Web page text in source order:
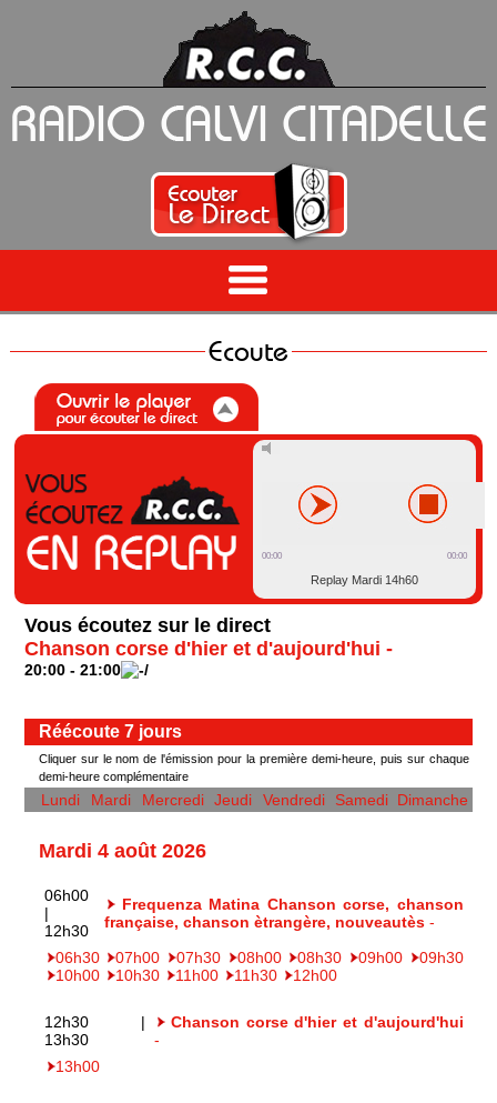
Ecoute
00:00 00:00
Replay Mardi 14h60
Vous écoutez sur le direct
Chanson corse d'hier et d'aujourd'hui -
20:00 - 21:00
Réécoute 7 jours
Cliquer sur le nom de l'émission pour la première demi-heure, puis sur chaque
demi-heure complémentaire
Lundi Mardi Mercredi Jeudi Vendredi Samedi Dimanche
Mardi 4 août 2026
06h00
|
12h30
Frequenza Matina Chanson corse, chanson
française, chanson ètrangère, nouveautès -
06h30
07h00 07h30 08h00 08h30 09h00
09h30
10h00
10h30 11h00 11h30 12h00
12h30 |
13h30
Chanson corse d'hier et d'aujourd'hui
-
13h00